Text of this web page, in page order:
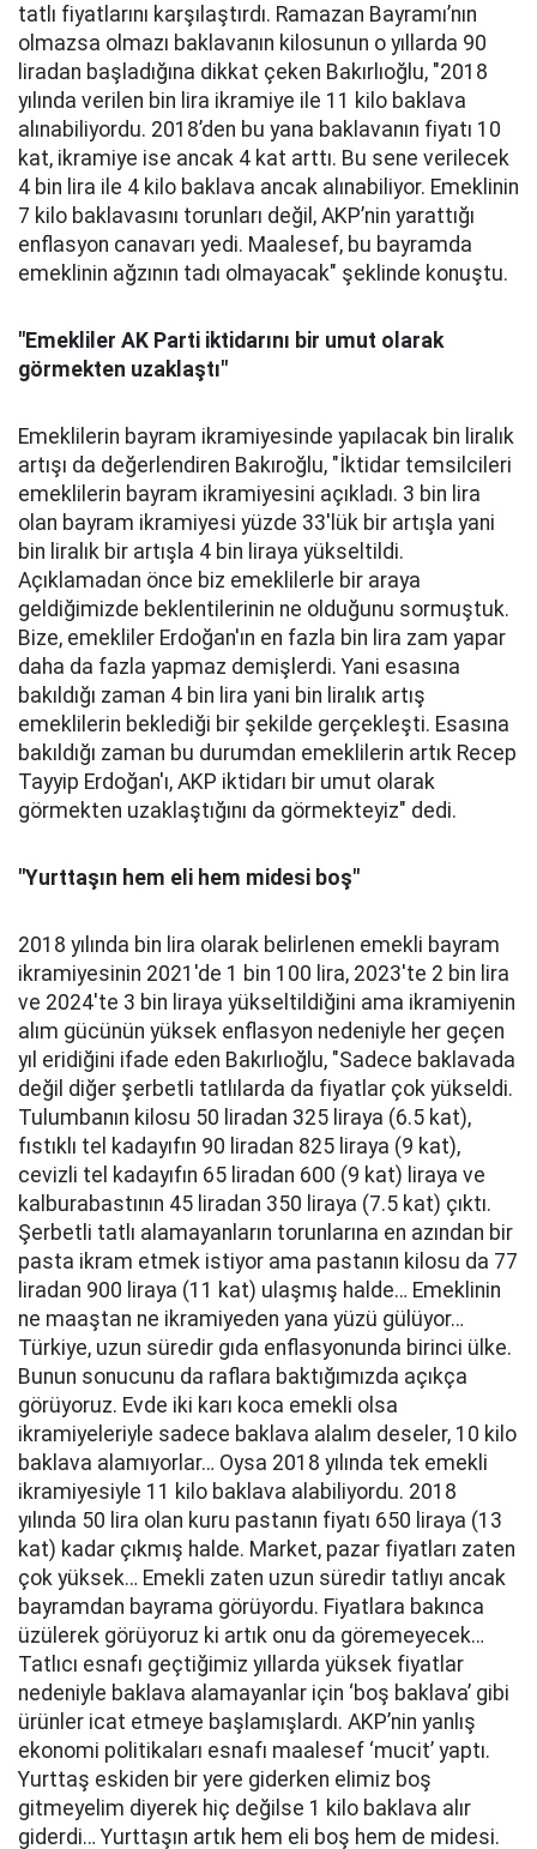
tatlı fiyatlarını karşılaştırdı. Ramazan Bayramı’nın
olmazsa olmazı baklavanın kilosunun o yıllarda 90
liradan başladığına dikkat çeken Bakırlıoğlu, "2018
yılında verilen bin lira ikramiye ile 11 kilo baklava
alınabiliyordu. 2018’den bu yana baklavanın fiyatı 10
kat, ikramiye ise ancak 4 kat arttı. Bu sene verilecek
4 bin lira ile 4 kilo baklava ancak alınabiliyor. Emeklinin
7 kilo baklavasını torunları değil, AKP’nin yarattığı
enflasyon canavarı yedi. Maalesef, bu bayramda
emeklinin ağzının tadı olmayacak" şeklinde konuştu.
"Emekliler AK Parti iktidarını bir umut olarak
görmekten uzaklaştı"
Emeklilerin bayram ikramiyesinde yapılacak bin liralık
artışı da değerlendiren Bakıroğlu, "İktidar temsilcileri
emeklilerin bayram ikramiyesini açıkladı. 3 bin lira
olan bayram ikramiyesi yüzde 33'lük bir artışla yani
bin liralık bir artışla 4 bin liraya yükseltildi.
Açıklamadan önce biz emeklilerle bir araya
geldiğimizde beklentilerinin ne olduğunu sormuştuk.
Bize, emekliler Erdoğan'ın en fazla bin lira zam yapar
daha da fazla yapmaz demişlerdi. Yani esasına
bakıldığı zaman 4 bin lira yani bin liralık artış
emeklilerin beklediği bir şekilde gerçekleşti. Esasına
bakıldığı zaman bu durumdan emeklilerin artık Recep
Tayyip Erdoğan'ı, AKP iktidarı bir umut olarak
görmekten uzaklaştığını da görmekteyiz" dedi.
"Yurttaşın hem eli hem midesi boş"
2018 yılında bin lira olarak belirlenen emekli bayram
ikramiyesinin 2021'de 1 bin 100 lira, 2023'te 2 bin lira
ve 2024'te 3 bin liraya yükseltildiğini ama ikramiyenin
alım gücünün yüksek enflasyon nedeniyle her geçen
yıl eridiğini ifade eden Bakırlıoğlu, "Sadece baklavada
değil diğer şerbetli tatlılarda da fiyatlar çok yükseldi.
Tulumbanın kilosu 50 liradan 325 liraya (6.5 kat),
fıstıklı tel kadayıfın 90 liradan 825 liraya (9 kat),
cevizli tel kadayıfın 65 liradan 600 (9 kat) liraya ve
kalburabastının 45 liradan 350 liraya (7.5 kat) çıktı.
Şerbetli tatlı alamayanların torunlarına en azından bir
pasta ikram etmek istiyor ama pastanın kilosu da 77
liradan 900 liraya (11 kat) ulaşmış halde… Emeklinin
ne maaştan ne ikramiyeden yana yüzü gülüyor…
Türkiye, uzun süredir gıda enflasyonunda birinci ülke.
Bunun sonucunu da raflara baktığımızda açıkça
görüyoruz. Evde iki karı koca emekli olsa
ikramiyeleriyle sadece baklava alalım deseler, 10 kilo
baklava alamıyorlar… Oysa 2018 yılında tek emekli
ikramiyesiyle 11 kilo baklava alabiliyordu. 2018
yılında 50 lira olan kuru pastanın fiyatı 650 liraya (13
kat) kadar çıkmış halde. Market, pazar fiyatları zaten
çok yüksek… Emekli zaten uzun süredir tatlıyı ancak
bayramdan bayrama görüyordu. Fiyatlara bakınca
üzülerek görüyoruz ki artık onu da göremeyecek…
Tatlıcı esnafı geçtiğimiz yıllarda yüksek fiyatlar
nedeniyle baklava alamayanlar için ‘boş baklava’ gibi
ürünler icat etmeye başlamışlardı. AKP’nin yanlış
ekonomi politikaları esnafı maalesef ‘mucit’ yaptı.
Yurttaş eskiden bir yere giderken elimiz boş
gitmeyelim diyerek hiç değilse 1 kilo baklava alır
giderdi… Yurttaşın artık hem eli boş hem de midesi.